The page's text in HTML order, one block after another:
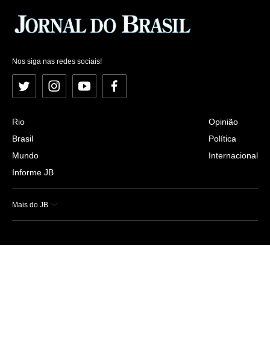
Nos siga nas redes sociais!
Twitter InstagramYouTubeFacebook
Rio
Brasil
Mundo
Informe JB
Opinião
Política
Internacional
Mais do JB
Esportes